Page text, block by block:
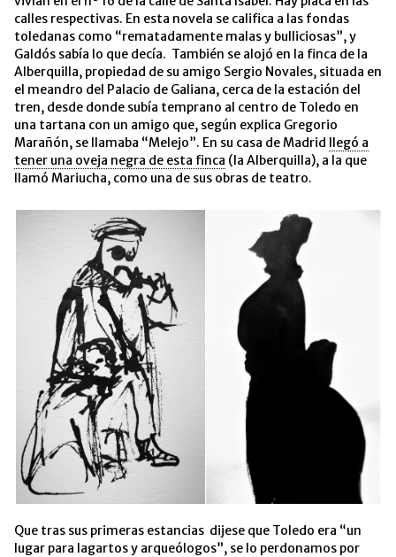
calles respectivas. En esta novela se califica a las fondas
toledanas como “rematadamente malas y bulliciosas”, y
Galdós sabía lo que decía. También se alojó en la finca de la
Alberquilla, propiedad de su amigo Sergio Novales, situada en
el meandro del Palacio de Galiana, cerca de la estación del
tren, desde donde subía temprano al centro de Toledo en
una tartana con un amigo que, según explica Gregorio
Marañón, se llamaba “Melejo”. En su casa de Madrid llegó a
tener una oveja negra de esta finca (la Alberquilla), a la que
llamó Mariucha, como una de sus obras de teatro.
Que tras sus primeras estancias dijese que Toledo era “un
lugar para lagartos y arqueólogos”, se lo perdonamos por